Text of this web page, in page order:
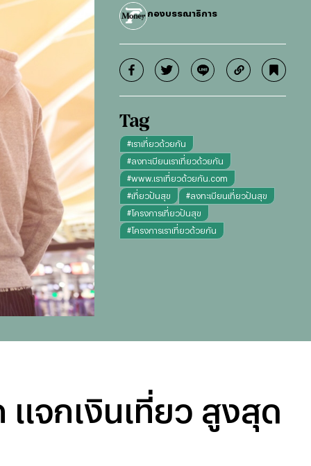
กองบรรณาธิการ
Tag
#เราเที่ยวด้วยกัน
#ลงทะเบียนเราเที่ยวด้วยกัน
#www.เราเที่ยวด้วยกัน.com
#เที่ยวปันสุข #ลงทะเบียนเที่ยวปันสุข
#โครงการเที่ยวปันสุข
#โครงการเราเที่ยวด้วยกัน
จกเงินเที่ยว สูงสุด